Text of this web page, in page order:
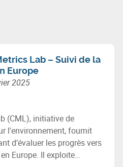
Lab – Suivi de la
Europe
2025
(CML), initiative de
l'environnement, fournit
d’évaluer les progrès vers
Europe. Il exploite